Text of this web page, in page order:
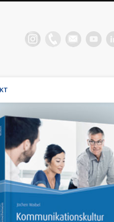
Coach, Wirtschaftsmediator